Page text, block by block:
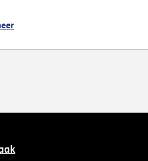
vindt traditiegetrouw ook een
op de Waalsekaai in